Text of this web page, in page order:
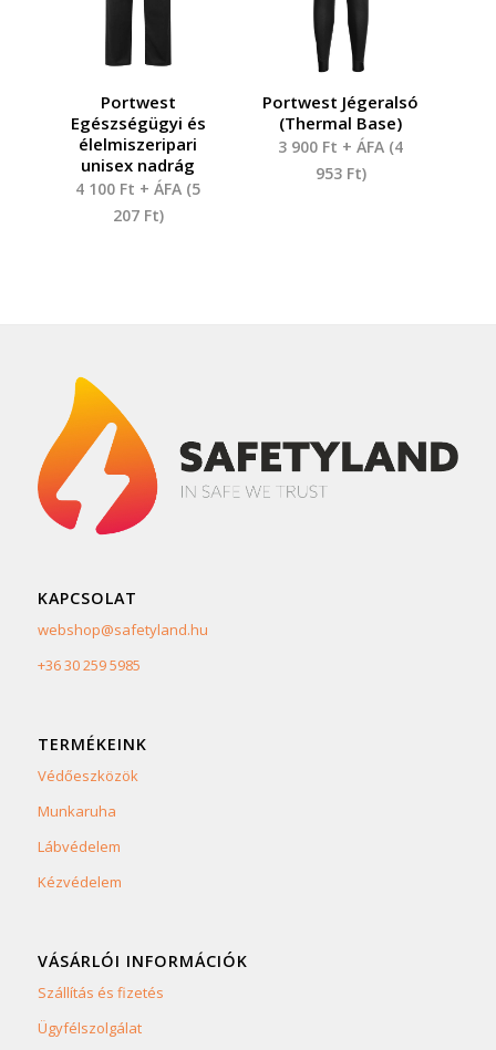
Portwest
Egészségügyi és
élelmiszeripari
unisex nadrág
4 100 Ft + ÁFA (5
207 Ft)
Portwest Jégeralsó
(Thermal Base)
3 900 Ft + ÁFA (4
953 Ft)
KAPCSOLAT
webshop@safetyland.hu
+36 30 259 5985
TERMÉKEINK
Védőeszközök
Munkaruha
Lábvédelem
Kézvédelem
VÁSÁRLÓI INFORMÁCIÓK
Szállítás és fizetés
Ügyfélszolgálat